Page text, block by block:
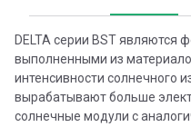
DELTA серии BST являются
выполненными из
интенсивности солнечного
вырабатывают больше
солнечные модули с